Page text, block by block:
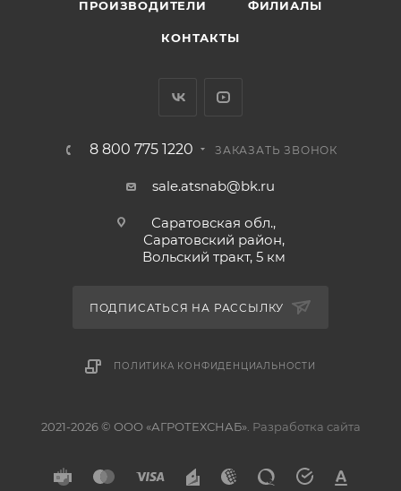
ПРОИЗВОДИТЕЛИ ФИЛИАЛЫ
КОНТАКТЫ
8 800 775 1220 ЗАКАЗАТЬ ЗВОНОК
sale.atsnab@bk.ru
Саратовская обл.,
Саратовский район,
Вольский тракт, 5 км
ПОДПИСАТЬСЯ НА РАССЫЛКУ
ПОЛИТИКА КОНФИДЕНЦИАЛЬНОСТИ
2021-2026 © ООО «АГРОТЕХСНАБ». Разработка сайта